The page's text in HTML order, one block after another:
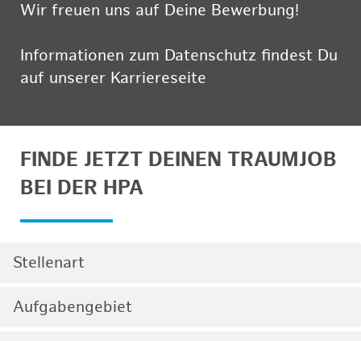
Wir freuen uns auf Deine Bewerbung!
Informationen zum Datenschutz findest Du
auf unserer Karriereseite
FINDE JETZT DEINEN TRAUMJOB
BEI DER HPA
Stellenart
Aufgabengebiet